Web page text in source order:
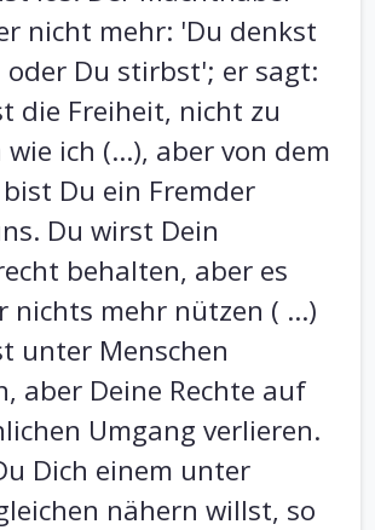
nicht mehr: 'Du denkst
oder Du stirbst'; er sagt:
die Freiheit, nicht zu
ich (...), aber von dem
Du ein Fremder
Du wirst Dein
behalten, aber es
nichts mehr nützen ( ...)
unter Menschen
aber Deine Rechte auf
Umgang verlieren.
Dich einem unter
nähern willst, so